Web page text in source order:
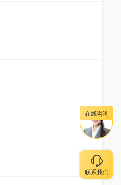
在线咨询
联系我们